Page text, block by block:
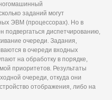
заданий могут
ЭВМ (процессорах). Но в
подвергаться диспетчированию,
очереди. Задания,
в очереди входных
на обработку в порядке,
приоритетов. Результаты
очереди, откуда они
отображения, либо на